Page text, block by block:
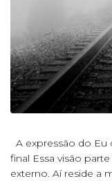
A expressão do Eu
final Essa visão
externo. Aí reside a